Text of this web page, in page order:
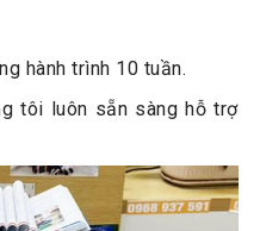
hành trình 10 tuần.
tôi luôn sẵn sàng hỗ trợ